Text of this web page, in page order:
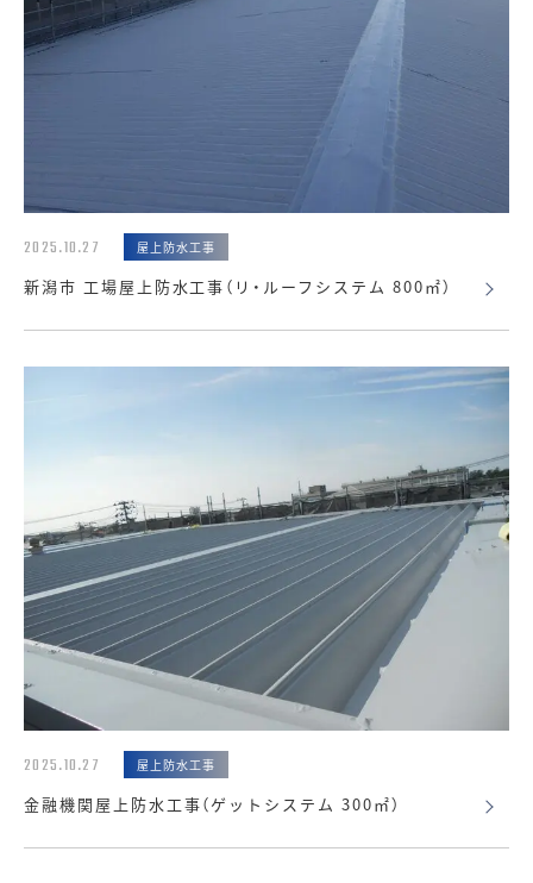
2025.10.27 屋上防水工事
新潟市 工場屋上防水工事（リ・ルーフシステム 800㎡）
2025.10.27 屋上防水工事
金融機関屋上防水工事（ゲットシステム 300㎡）